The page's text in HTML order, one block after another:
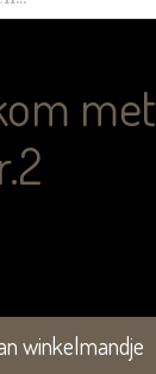
met
winkelmandje